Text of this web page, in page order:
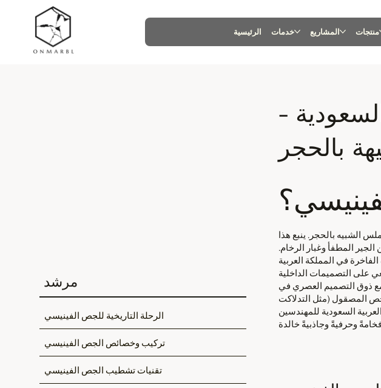
الرئيسية خدمات المشاريع منتجات
مرشد
الرحلة التاريخية للجص الفينيسي
تركيب وخصائص الجص الفينيسي
تقنيات تشطيب الجص الفينيسي
-
بالحجر
الشبيه بالحجر. ينبع هذا
المطفأ وغبار الرخام.
في المملكة العربية
على التصميمات الداخلية
ذوق التصميم العصري في
المصقول (مثل التدلاكت
السعودية للمهندسين